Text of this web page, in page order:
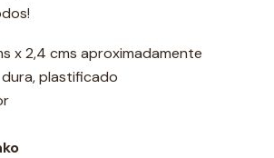
x 2,4 cms aproximadamente
plastificado